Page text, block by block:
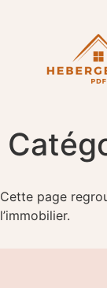
Cette page
l’immobilier.